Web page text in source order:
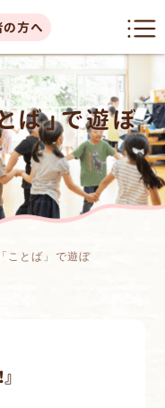
方へ
ば」で遊ぼ
ことば」で遊ぼ